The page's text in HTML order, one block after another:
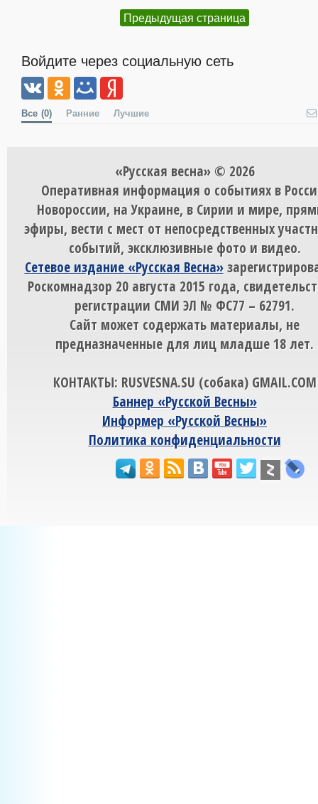
Предыдущая страница
Войдите через социальную сеть
Все (0) Ранние Лучшие
«Русская весна» © 2026
Оперативная информация о событиях в
Новороссии, на Украине, в Сирии и мире,
эфиры, вести с мест от непосредственных
событий, эксклюзивные фото и видео.
Сетевое издание «Русская Весна»
Роскомнадзор 20 августа 2015 года,
регистрации СМИ ЭЛ № ФС77 – 62791.
Сайт может содержать материалы, не
предназначенные для лиц младше 18 лет.
КОНТАКТЫ: RUSVESNA.SU (собака) GMAIL.COM
Баннер «Русской Весны»
Информер «Русской Весны»
Политика конфиденциальности